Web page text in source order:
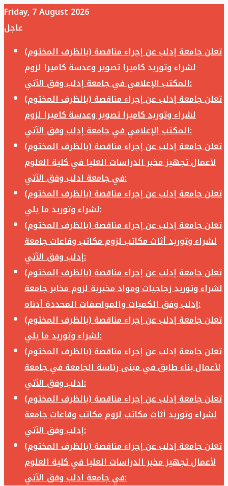
Friday, 7 August 2026
عاجل
تعلن جامعة إدلب عن إجراء مناقصة (بالظرف المختوم)
لشراء وتوريد كاميرا تصوير وعدسة كاميرا لزوم
المكتب الإعلامي في جامعة إدلب وفق الآتي:
تعلن جامعة إدلب عن إجراء مناقصة (بالظرف المختوم)
لشراء وتوريد كاميرا تصوير وعدسة كاميرا لزوم
المكتب الإعلامي في جامعة إدلب وفق الآتي:
تعلن جامعة إدلب عن إجراء مناقصة (بالظرف المختوم)
لأعمال تجهيز مخبر الدراسات العليا في كلية العلوم
في جامعة ادلب وفق الآتي:
تعلن جامعة إدلب عن إجراء مناقصة (بالظرف المختوم)
لشراء وتوريد ما يلي:
تعلن جامعة إدلب عن إجراء مناقصة (بالظرف المختوم)
لشراء وتوريد أثاث مكاتب لزوم مكاتب وقاعات جامعة
إدلب وفق الآتي:
تعلن جامعة إدلب عن إجراء مناقصة (بالظرف المختوم)
لشراء وتوريد زجاجيات ومواد مخبرية لزوم مخابر جامعة
إدلب وفق الكميات والمواصفات المحددة أدناه:
تعلن جامعة إدلب عن إجراء مناقصة (بالظرف المختوم)
لشراء وتوريد ما يلي:
تعلن جامعة إدلب عن إجراء مناقصة (بالظرف المختوم)
لأعمال بناء طابق في مبنى رئاسة الجامعة في جامعة
ادلب وفق الآتي:
تعلن جامعة إدلب عن إجراء مناقصة (بالظرف المختوم)
لشراء وتوريد أثاث مكاتب لزوم مكاتب وقاعات جامعة
إدلب وفق الآتي:
تعلن جامعة إدلب عن إجراء مناقصة (بالظرف المختوم)
لأعمال تجهيز مخبر الدراسات العليا في كلية العلوم
في جامعة ادلب وفق الآتي: